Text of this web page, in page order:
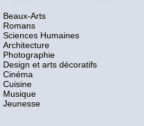
Beaux-Arts
Romans
Sciences Humaines
Architecture
Photographie
Design et arts décoratifs
Cinéma
Cuisine
Musique
Jeunesse